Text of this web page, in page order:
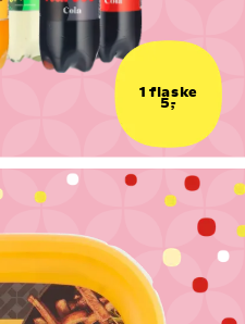
1 flaske
5,-